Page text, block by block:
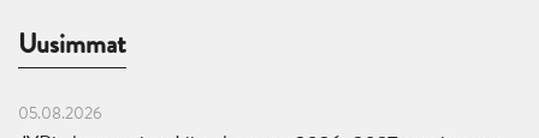
Uusimmat
05.08.2026